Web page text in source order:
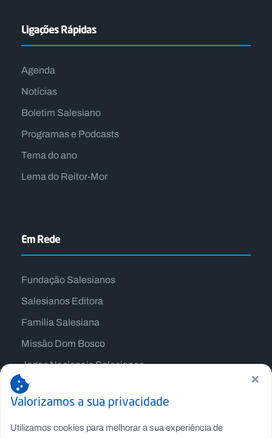
Ligações Rápidas
Agenda
Notícias
Boletim Salesiano
Programas e Podcasts
Tema do ano
Lema do Reitor-Mor
Em Rede
Fundação Salesianos
Salesianos Editora
Família Salesiana
Missão Dom Bosco
Jogos Nacionais Salesianos
×
Valorizamos a sua privacidade
Utilizamos cookies para melhorar a sua experiência de